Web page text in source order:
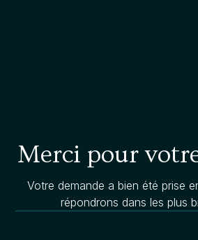
Merci pour
Votre demande a bien été prise
répondrons dans les plus